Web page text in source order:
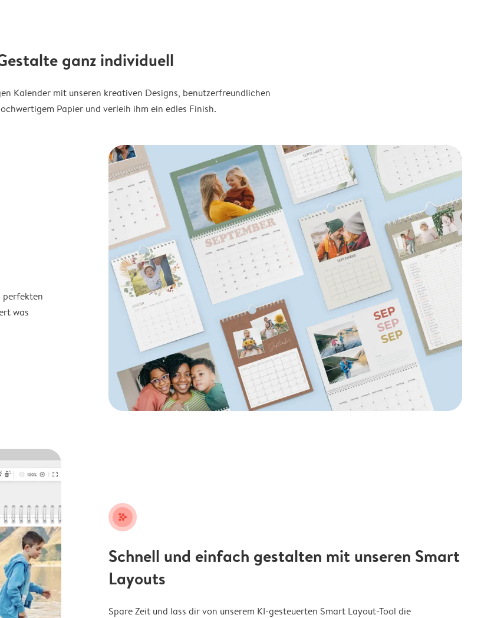
ganz individuell
Kalender mit unseren kreativen Designs, benutzerfreundlichen
Papier und verleih ihm ein edles Finish.
perfekten
was
stars_plus
Schnell und einfach gestalten mit unseren Smart
Layouts
Spare Zeit und lass dir von unserem KI-gesteuerten Smart Layout-Tool die